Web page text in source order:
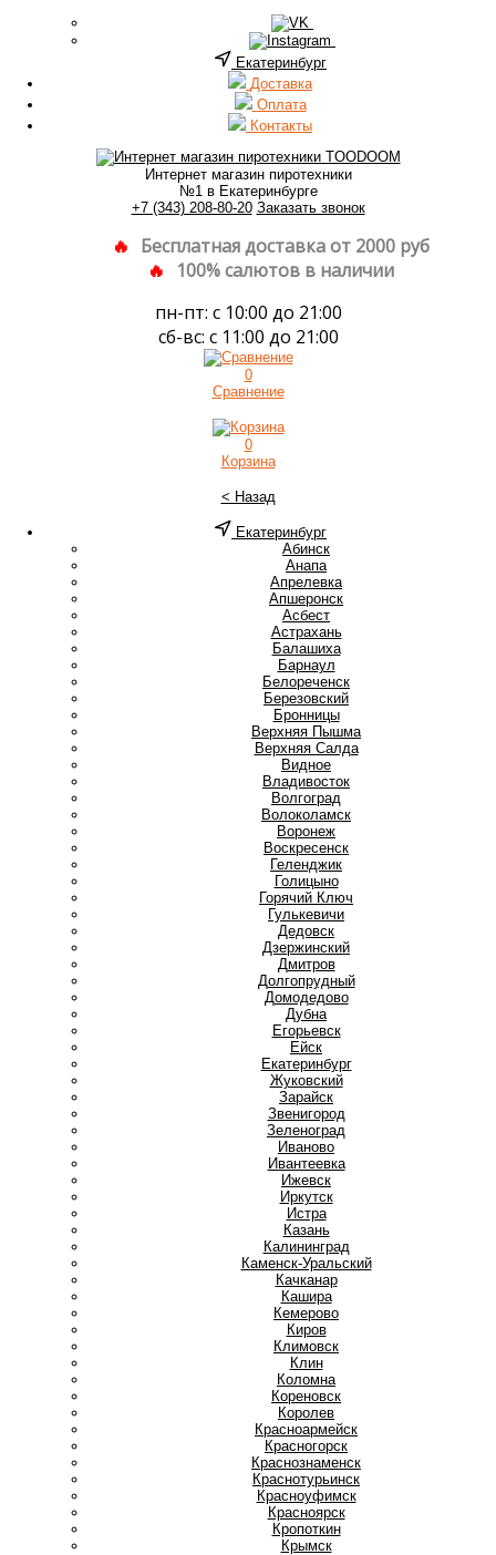
Екатеринбург
Доставка
Оплата
Контакты
Интернет магазин пиротехники
№1 в Екатеринбурге
+7 (343) 208-80-20 Заказать звонок
Бесплатная доставка от 2000 руб
100% салютов в наличии
пн-пт: с 10:00 до 21:00
сб-вс: с 11:00 до 21:00
0
Сравнение
0
Корзина
< Назад
Екатеринбург
Абинск
Анапа
Апрелевка
Апшеронск
Асбест
Астрахань
Балашиха
Барнаул
Белореченск
Березовский
Бронницы
Верхняя Пышма
Верхняя Салда
Видное
Владивосток
Волгоград
Волоколамск
Воронеж
Воскресенск
Геленджик
Голицыно
Горячий Ключ
Гулькевичи
Дедовск
Дзержинский
Дмитров
Долгопрудный
Домодедово
Дубна
Егорьевск
Ейск
Екатеринбург
Жуковский
Зарайск
Звенигород
Зеленоград
Иваново
Ивантеевка
Ижевск
Иркутск
Истра
Казань
Калининград
Каменск-Уральский
Качканар
Кашира
Кемерово
Киров
Климовск
Клин
Коломна
Кореновск
Королев
Красноармейск
Красногорск
Краснознаменск
Краснотурьинск
Красноуфимск
Красноярск
Кропоткин
Крымск